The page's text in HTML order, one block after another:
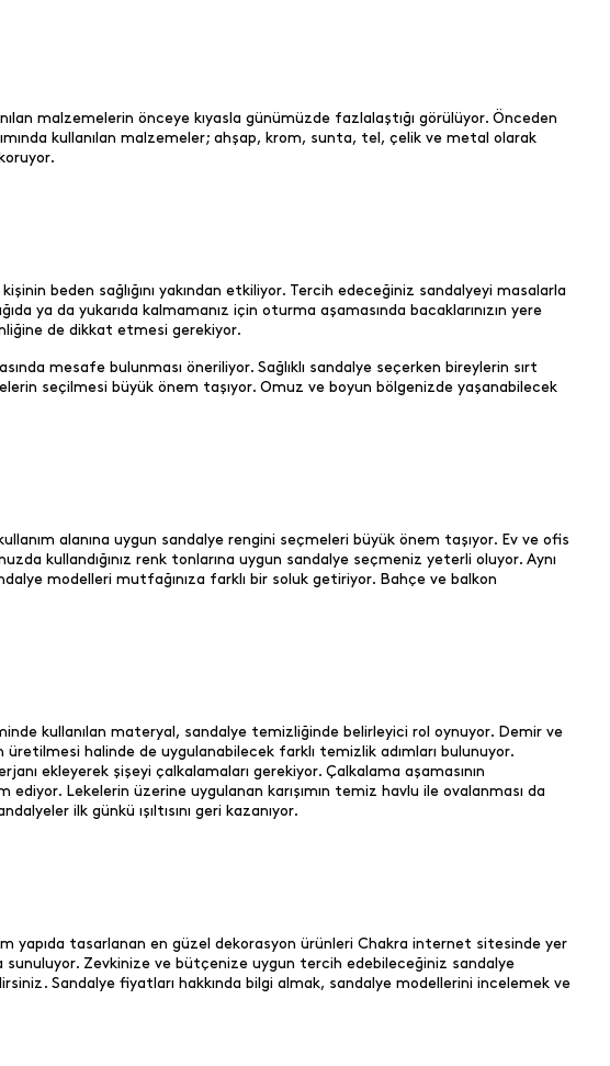
malzemelerin önceye kıyasla günümüzde fazlalaştığı görülüyor. Önceden
kullanılan malzemeler; ahşap, krom, sunta, tel, çelik ve metal olarak
beden sağlığını yakından etkiliyor. Tercih edeceğiniz sandalyeyi masalarla
ya da yukarıda kalmamanız için oturma aşamasında bacaklarınızın yere
de dikkat etmesi gerekiyor.
mesafe bulunması öneriliyor. Sağlıklı sandalye seçerken bireylerin sırt
seçilmesi büyük önem taşıyor. Omuz ve boyun bölgenizde yaşanabilecek
alanına uygun sandalye rengini seçmeleri büyük önem taşıyor. Ev ve ofis
kullandığınız renk tonlarına uygun sandalye seçmeniz yeterli oluyor. Aynı
modelleri mutfağınıza farklı bir soluk getiriyor. Bahçe ve balkon
kullanılan materyal, sandalye temizliğinde belirleyici rol oynuyor. Demir ve
halinde de uygulanabilecek farklı temizlik adımları bulunuyor.
ekleyerek şişeyi çalkalamaları gerekiyor. Çalkalama aşamasının
Lekelerin üzerine uygulanan karışımın temiz havlu ile ovalanması da
ilk günkü ışıltısını geri kazanıyor.
yapıda tasarlanan en güzel dekorasyon ürünleri Chakra internet sitesinde yer
sunuluyor. Zevkinize ve bütçenize uygun tercih edebileceğiniz sandalye
Sandalye fiyatları hakkında bilgi almak, sandalye modellerini incelemek ve